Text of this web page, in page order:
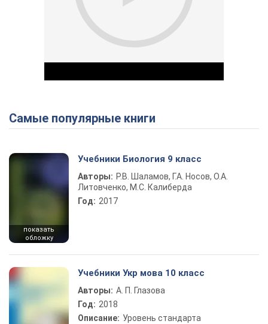
Play Video
Самые популярные книги
показать
обложку
Учебники Биология 9 класс
Авторы: Р.В. Шаламов, Г.А. Носов, О.А.
Литовченко, М.С. Калиберда
Год: 2017
Учебники Укр мова 10 класс
Авторы: А. П. Глазова
Год: 2018
Описание: Уровень стандарта